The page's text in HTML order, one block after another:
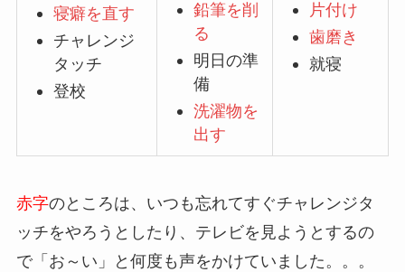
寝癖を直す
チャレンジ
タッチ
登校
鉛筆を削
る
明日の準
備
洗濯物を
出す
片付け
歯磨き
就寝
赤字のところは、いつも忘れてすぐチャレンジタ
ッチをやろうとしたり、テレビを見ようとするの
で「お～い」と何度も声をかけていました。。。